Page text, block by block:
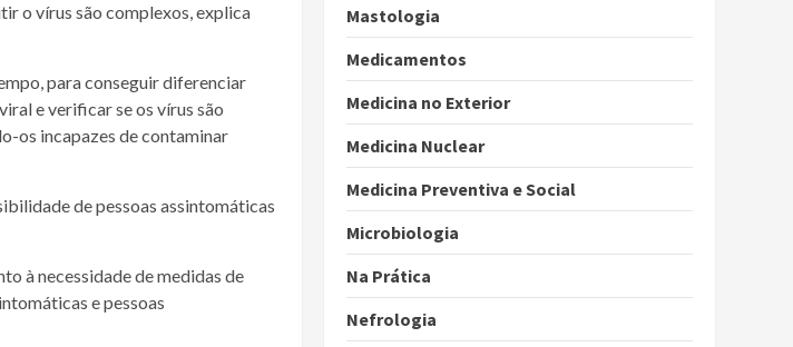
o vírus são complexos, explica
para conseguir diferenciar
e verificar se os vírus são
os incapazes de contaminar
de pessoas assintomáticas
à necessidade de medidas de
e pessoas
Mastologia
Medicamentos
Medicina no Exterior
Medicina Nuclear
Medicina Preventiva e Social
Microbiologia
Na Prática
Nefrologia